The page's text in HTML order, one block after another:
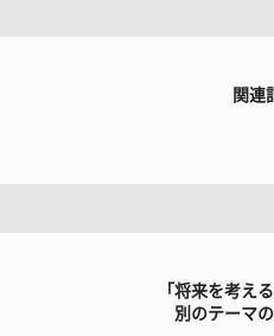
関連
「将来を考え
別のテーマ